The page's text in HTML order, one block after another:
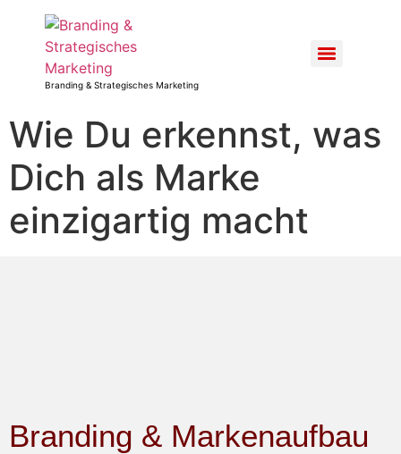
Branding & Strategisches Marketing
Wie Du erkennst, was
Dich als Marke
einzigartig macht
Branding & Markenaufbau